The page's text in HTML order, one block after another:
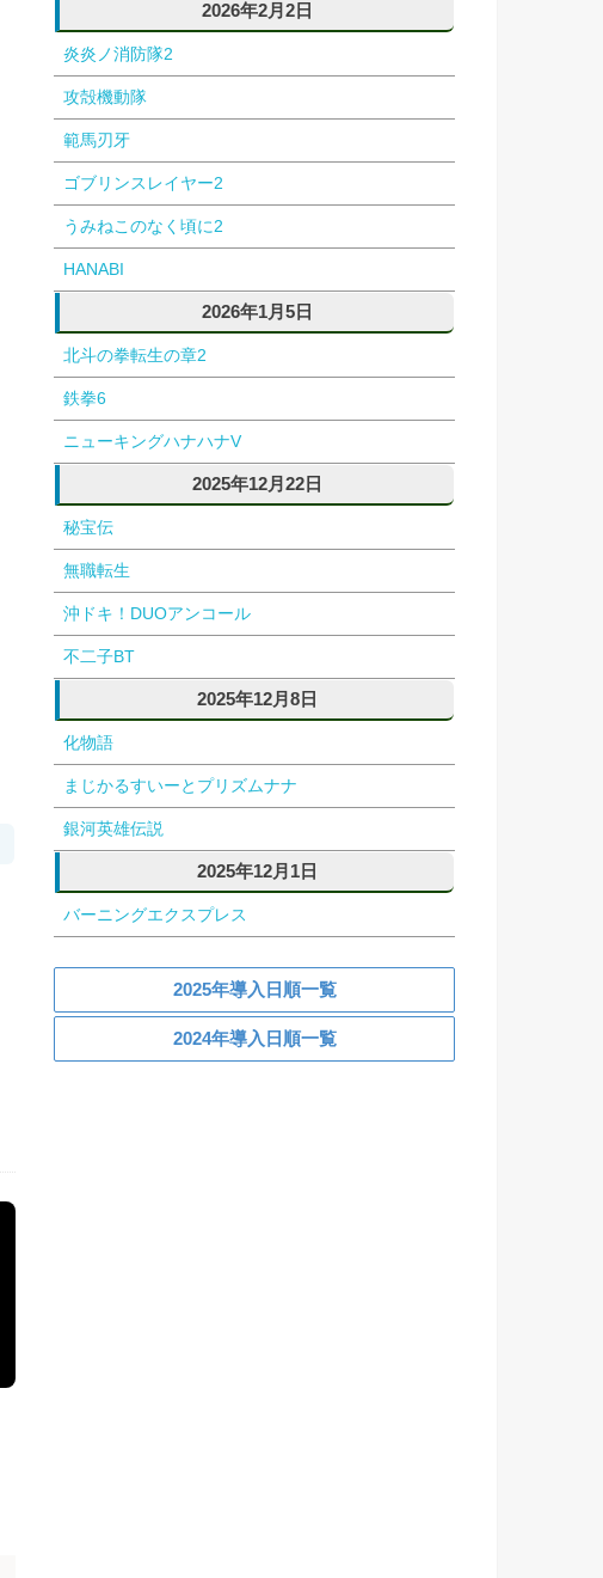
2026年2月2日
炎炎ノ消防隊2
攻殻機動隊
範馬刃牙
ゴブリンスレイヤー2
うみねこのなく頃に2
HANABI
2026年1月5日
北斗の拳転生の章2
鉄拳6
ニューキングハナハナV
2025年12月22日
秘宝伝
無職転生
沖ドキ！DUOアンコール
不二子BT
2025年12月8日
化物語
まじかるすいーとプリズムナナ
銀河英雄伝説
2025年12月1日
バーニングエクスプレス
2025年導入日順一覧
2024年導入日順一覧